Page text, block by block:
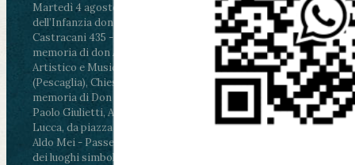
Martedì 4 agosto2026
ore 11:30 - Lucca, Scuola
dell’Infanzia don Aldo Mei - Viale Castruccio
Castracani 435 - Inaugurazione murales in
memoria di don Aldo Mei curato dal Liceo
Artistico e Musicale “Passaglia”
ore 18 - Fiano
(Pescaglia), Chiesa parrocchiale - Messa in
memoria di Don Aldo Mei celebrata da mons.
Paolo Giulietti, Arcivescovo di Lucca
ore 20.30 -
Lucca, da piazza San Michele al Cippo di don
Aldo Mei - Passeggiata della Memoria in alcuni
dei luoghi simbolo della città. Ritrovo alle ore